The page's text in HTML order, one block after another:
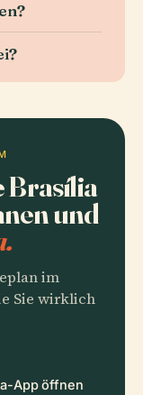
Brasília
und
im
Sie wirklich
App öffnen